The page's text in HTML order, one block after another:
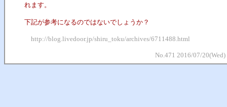
れます。
下記が参考になるのではないでしょうか？
http://blog.livedoor.jp/shiru_toku/archives/6711488.html
No.471 2016/07/